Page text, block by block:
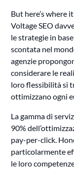
But here’s where
Voltage SEO
le strategie in
scontata nel
agenzie
considerare le
loro flessibilità si
ottimizzano ogni
La gamma di
90%
pay-per-click.
particolarmente
le loro